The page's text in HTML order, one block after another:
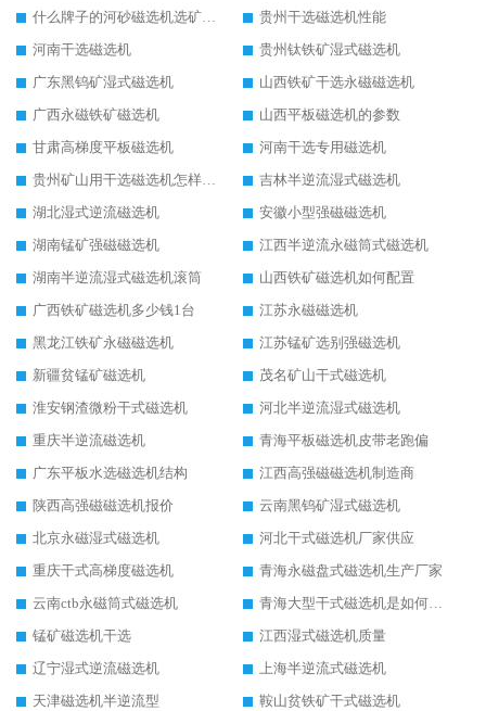
什么牌子的河砂磁选机选矿效果好
贵州干选磁选机性能
河南干选磁选机
贵州钛铁矿湿式磁选机
广东黑钨矿湿式磁选机
山西铁矿干选永磁磁选机
广西永磁铁矿磁选机
山西平板磁选机的参数
甘肃高梯度平板磁选机
河南干选专用磁选机
贵州矿山用干选磁选机怎样调磁
吉林半逆流湿式磁选机
湖北湿式逆流磁选机
安徽小型强磁磁选机
湖南锰矿强磁磁选机
江西半逆流永磁筒式磁选机
湖南半逆流湿式磁选机滚筒
山西铁矿磁选机如何配置
广西铁矿磁选机多少钱1台
江苏永磁磁选机
黑龙江铁矿永磁磁选机
江苏锰矿选别强磁选机
新疆贫锰矿磁选机
茂名矿山干式磁选机
淮安钢渣微粉干式磁选机
河北半逆流湿式磁选机
重庆半逆流磁选机
青海平板磁选机皮带老跑偏
广东平板水选磁选机结构
江西高强磁磁选机制造商
陕西高强磁磁选机报价
云南黑钨矿湿式磁选机
北京永磁湿式磁选机
河北干式磁选机厂家供应
重庆干式高梯度磁选机
青海永磁盘式磁选机生产厂家
云南ctb永磁筒式磁选机
青海大型干式磁选机是如何选矿的
锰矿磁选机干选
江西湿式磁选机质量
辽宁湿式逆流磁选机
上海半逆流式磁选机
天津磁选机半逆流型
鞍山贫铁矿干式磁选机